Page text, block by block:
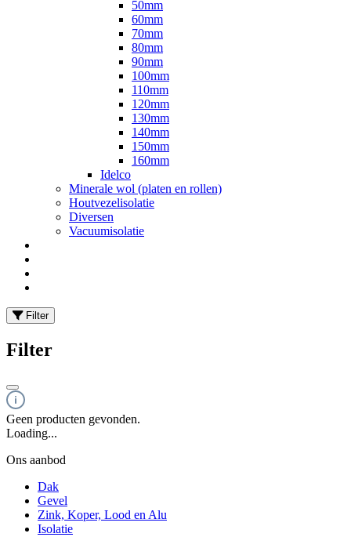
50mm
60mm
70mm
80mm
90mm
100mm
110mm
120mm
130mm
140mm
150mm
160mm
Idelco
Minerale wol (platen en rollen)
Houtvezelisolatie
Diversen
Vacuumisolatie
Filter
Filter
Geen producten gevonden.
Loading...
Ons aanbod
Dak
Gevel
Zink, Koper, Lood en Alu
Isolatie